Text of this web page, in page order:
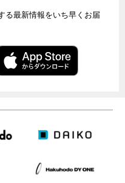
る最新情報をいち早くお届